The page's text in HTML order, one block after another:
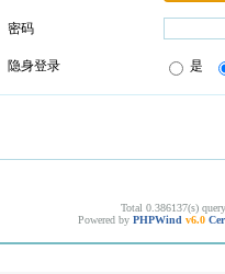
密码
隐身登录 是
Total 0.386137(s)
Powered by PHPWind v6.0